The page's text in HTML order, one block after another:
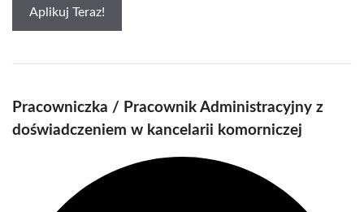
Aplikuj Teraz!
Pracowniczka / Pracownik Administracyjny z
doświadczeniem w kancelarii komorniczej